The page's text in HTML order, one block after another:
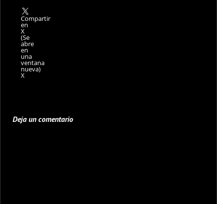
Compartir
en
X
(Se
abre
en
una
ventana
nueva)
X
Deja un comentario